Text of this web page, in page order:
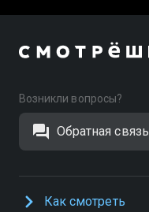
Возникли вопросы?
Обратная связь
Как смотреть